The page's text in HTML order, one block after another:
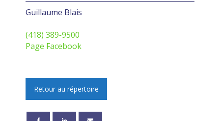
Guillaume Blais
(418) 389-9500
Page Facebook
Retour au répertoire